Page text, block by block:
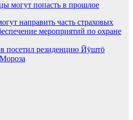
могут попасть в прошлое
направить часть страховых
мероприятий по охране
посетил резиденцию Йӱштӧ